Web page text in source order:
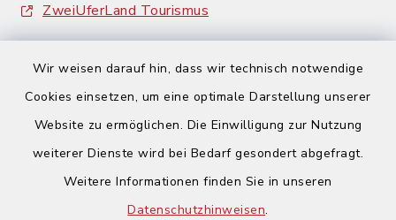
Wir weisen darauf hin, dass wir technisch notwendige
Cookies einsetzen, um eine optimale Darstellung unserer
Website zu ermöglichen. Die Einwilligung zur Nutzung
weiterer Dienste wird bei Bedarf gesondert abgefragt.
Weitere Informationen finden Sie in unseren
Datenschutzhinweisen.
ZweiUferLand Tourismus
Barrierefreiheit